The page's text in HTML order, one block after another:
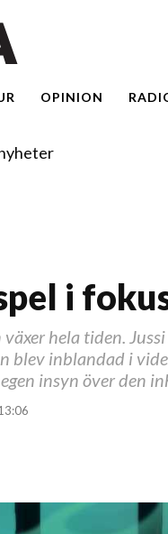
OPINION
i
hela tiden.
blev inblandad i
insyn över den